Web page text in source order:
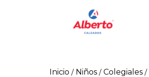
Inicio / Niños / Colegiales /